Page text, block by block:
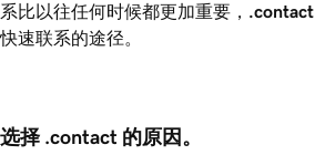
系比以往任何时候都更加重要，
.contact
快速联系的途径。
选择 .contact 的原因。